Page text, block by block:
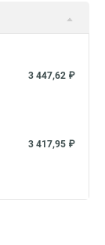
3 447,62 ₽
3 417,95 ₽